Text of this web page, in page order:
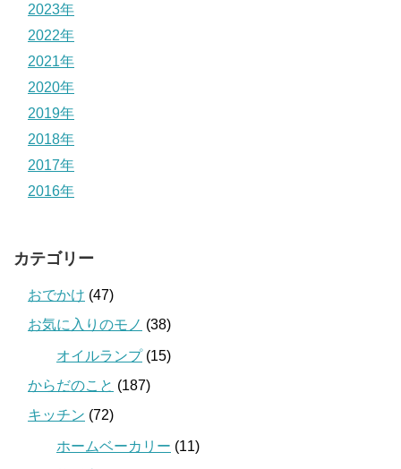
2023年
2022年
2021年
2020年
2019年
2018年
2017年
2016年
カテゴリー
おでかけ (47)
お気に入りのモノ (38)
オイルランプ(15)
からだのこと (187)
キッチン (72)
ホームベーカリー (11)